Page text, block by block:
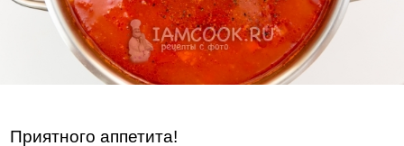
Приятного аппетита!